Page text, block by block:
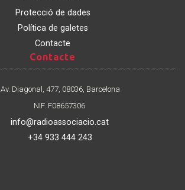
Protecció de dades
Política de galetes
Contacte
Contacte
Av. Diagonal, 477, 08036, Barcelona
NIF. F08657306
info@radioassociacio.cat
+34 933 444 243